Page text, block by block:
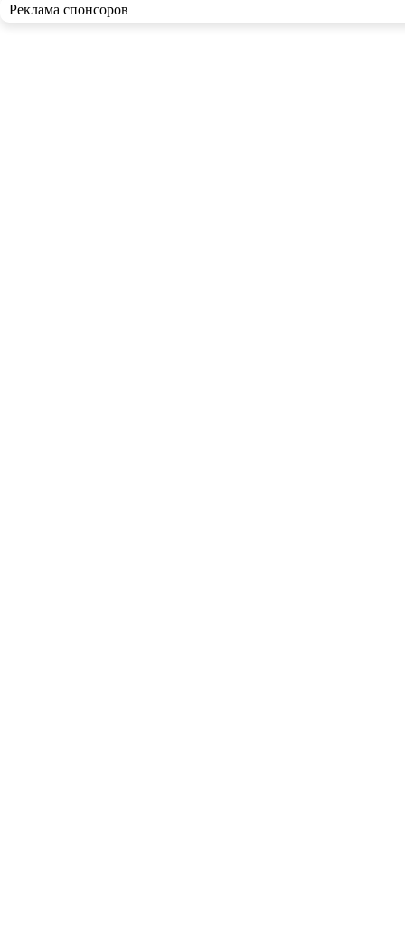
Реклама спонсоров